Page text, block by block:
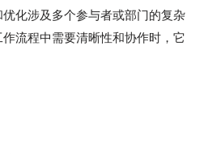
化涉及多个参与者或部门的复杂
流程中需要清晰性和协作时，它